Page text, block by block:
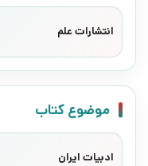
انتشارات علم
موضوع کتاب
ادبیات ایران